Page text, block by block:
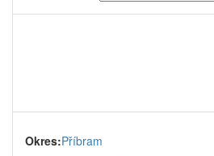
Okres:Příbram